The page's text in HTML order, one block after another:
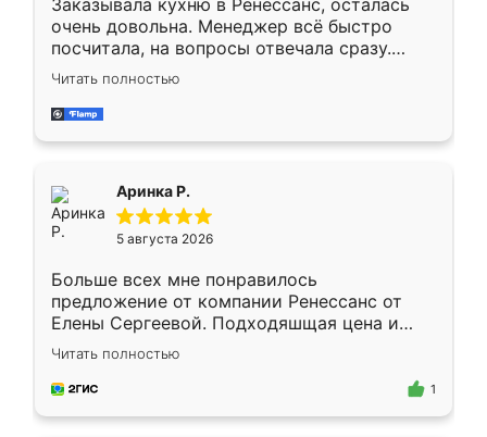
Заказывала кухню в Ренессанс, осталась
очень довольна. Менеджер всё быстро
посчитала, на вопросы отвечала сразу.
Замерщик приехал в субботу, подошёл к
делу со всей ответственностью. Собрали
за день, ребята работали аккуратно, даже
Читать полностью
Аринка Р.
5 августа 2026
Больше всех мне понравилось
предложение от компании Ренессанс от
Елены Сергеевой. Подходяшщая цена и
короткие сроки изготовления. Приехавший
для замера сотрудник Владислав
предложил по моему эскизу самый
Читать полностью
1